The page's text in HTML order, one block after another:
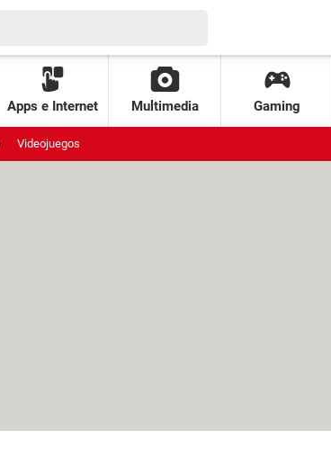
Apps e Internet Multimedia Gaming
Videojuegos